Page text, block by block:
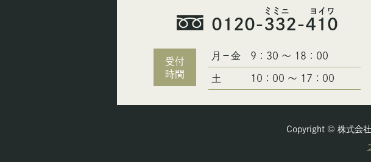
ミミニ ヨイワ
0120-332-410
受付
時間
月−金
9：30 〜 18：00
土
10：00 〜 17：00
Copyright © 株式会